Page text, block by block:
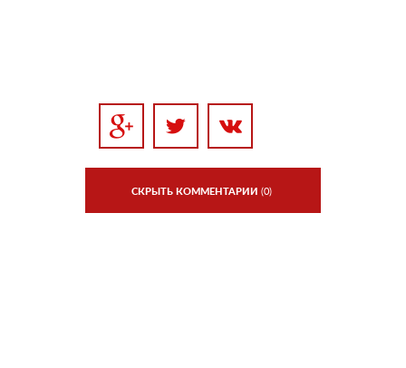
СКРЫТЬ КОММЕНТАРИИ (0)